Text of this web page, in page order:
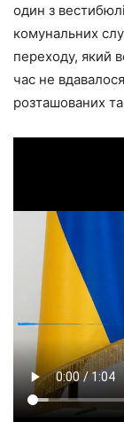
один з
комунальних
переходу, який
час не
розташованих